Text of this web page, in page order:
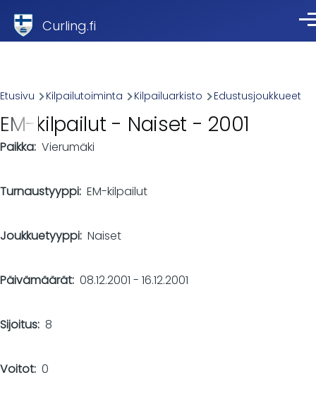
Curling.fi
Breadcrumb
Etusivu Kilpailutoiminta Kilpailuarkisto Edustusjoukkueet
EM-kilpailut - Naiset - 2001
Paikka Vierumäki
Turnaustyyppi EM-kilpailut
Joukkuetyyppi Naiset
Päivämäärät 08.12.2001 - 16.12.2001
Sijoitus 8
Voitot 0